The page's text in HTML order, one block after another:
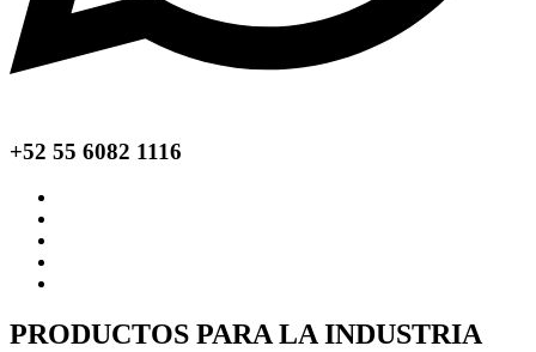
+52 55 6082 1116
PRODUCTOS PARA LA INDUSTRIA